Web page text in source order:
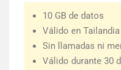
10 GB de datos
Válido en Tailandia
Sin llamadas ni
Válido durante 30